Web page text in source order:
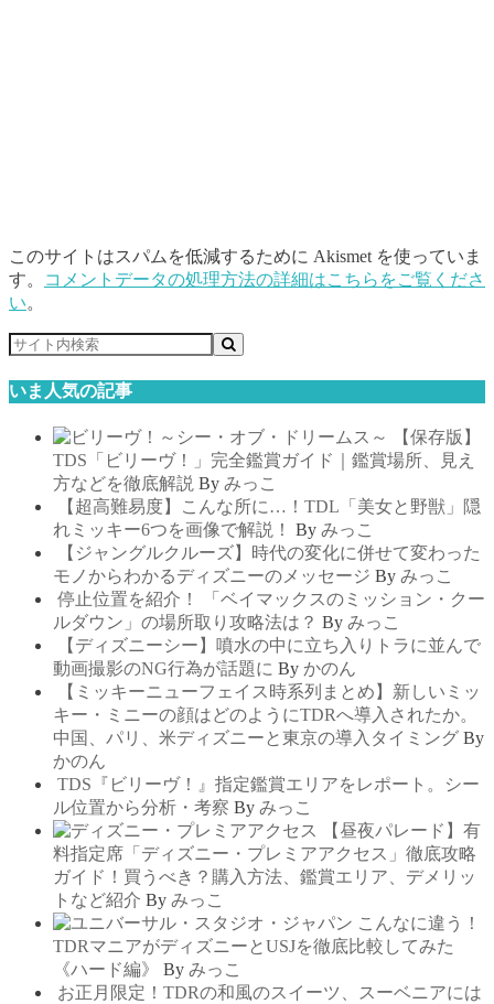
このサイトはスパムを低減するために Akismet を使っていま
す。
コメントデータの処理方法の詳細はこちらをご覧くださ
い。
いま人気の記事
【保存版】
TDS「ビリーヴ！」完全鑑賞ガイド｜鑑賞場所、見え
方などを徹底解説 By みっこ
【超高難易度】こんな所に…！TDL「美女と野獣」隠
れミッキー6つを画像で解説！
By みっこ
【ジャングルクルーズ】時代の変化に併せて変わった
モノからわかるディズニーのメッセージ By みっこ
停止位置を紹介！ 「ベイマックスのミッション・クー
ルダウン」の場所取り攻略法は？ By みっこ
【ディズニーシー】噴水の中に立ち入りトラに並んで
動画撮影のNG行為が話題に By かのん
【ミッキーニューフェイス時系列まとめ】新しいミッ
キー・ミニーの顔はどのようにTDRへ導入されたか。
中国、パリ、米ディズニーと東京の導入タイミング By
かのん
TDS『ビリーヴ！』指定鑑賞エリアをレポート。シー
ル位置から分析・考察 By みっこ
【昼夜パレード】有
料指定席「ディズニー・プレミアアクセス」徹底攻略
ガイド！買うべき？購入方法、鑑賞エリア、デメリッ
トなど紹介 By みっこ
こんなに違う！
TDRマニアがディズニーとUSJを徹底比較してみた
《ハード編》
By みっこ
お正月限定！TDRの和風のスイーツ、スーベニアには